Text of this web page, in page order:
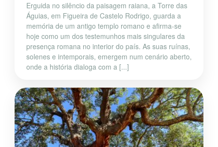
Erguida no silêncio da paisagem raiana, a Torre das
Águias, em Figueira de Castelo Rodrigo, guarda a
memória de um antigo templo romano e afirma-se
hoje como um dos testemunhos mais singulares da
presença romana no interior do país. As suas ruínas,
solenes e intemporais, emergem num cenário aberto,
onde a história dialoga com a [...]